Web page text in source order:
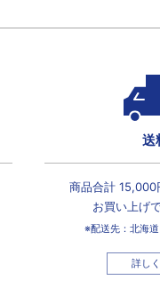
送
商品合計 15,000
お買い上げ
※配送先：北海道
詳し